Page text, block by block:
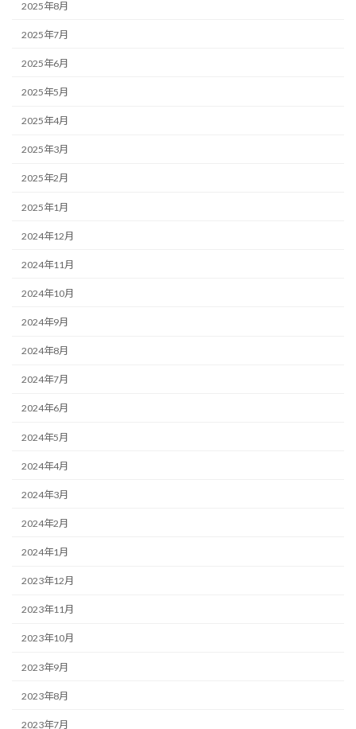
2025年8月
2025年7月
2025年6月
2025年5月
2025年4月
2025年3月
2025年2月
2025年1月
2024年12月
2024年11月
2024年10月
2024年9月
2024年8月
2024年7月
2024年6月
2024年5月
2024年4月
2024年3月
2024年2月
2024年1月
2023年12月
2023年11月
2023年10月
2023年9月
2023年8月
2023年7月